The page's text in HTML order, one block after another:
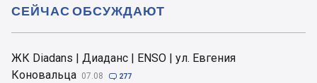
ЖК Diadans | Диаданс | ENSO | ул. Евгения
Коновальца 07.08  277
СЕЙЧАС ОБСУЖДАЮТ